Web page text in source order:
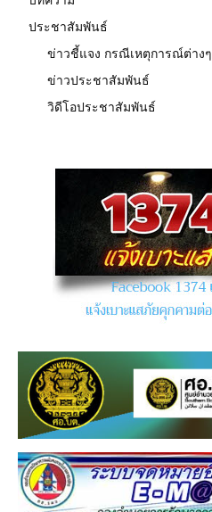
ประชาสัมพันธ์
ข่าวชี้แจง กรณีเหตุการณ์ต่างๆ
ข่าวประชาสัมพันธ์
วิดีโอประชาสัมพันธ์